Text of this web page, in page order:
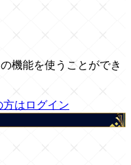
機能を使うことができ
方はログイン